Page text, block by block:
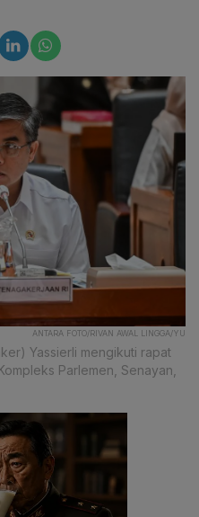
ANTARA FOTO/RIVAN AWAL LINGGA/YU
Yassierli mengikuti rapat
Parlemen, Senayan,